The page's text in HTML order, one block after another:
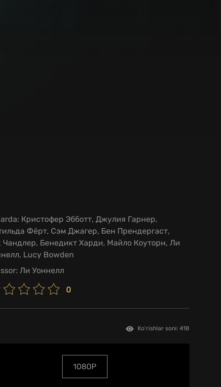
Кристофер Эбботт, Джулия Гарнер,
Фёрт, Сэм Джагер, Бен Прендергаст,
Чандлер, Бенедикт Харди, Майло Коуторн, Ли
Lucy Bowden
Ли Уоннелл
0
Ko'rishlar soni: 418
1080P